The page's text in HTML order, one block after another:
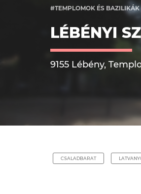
#TEMPLOMOK ÉS BAZILIKÁK
LÉBÉNYI
9155 Lébény,
CSALADBARAT